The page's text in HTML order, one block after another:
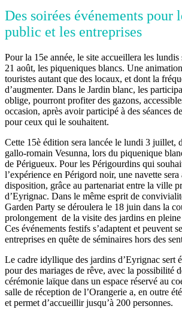
Des soirées événements pour
public et les entreprises
Pour la 15e année, le site accueillera les
21 août, les piqueniques blancs. Une
touristes autant que des locaux, et dont la
d’augmenter. Dans le Jardin blanc, les
oblige, pourront profiter des gazons,
occasion, après avoir participé à des séances
pour ceux qui le souhaitent.
Cette 15è édition sera lancée le lundi 3 juillet,
gallo-romain Vesunna, lors du piquenique
de Périgueux. Pour les Périgourdins qui
l’expérience en Périgord noir, une navette sera
disposition, grâce au partenariat entre la ville
d’Eyrignac. Dans le même esprit de
Garden Party se déroulera le 18 juin dans la
prolongement de la visite des jardins en
Ces événements festifs s’adaptent et peuvent
entreprises en quête de séminaires hors des
Le cadre idyllique des jardins d’Eyrignac sert
pour des mariages de rêve, avec la possibilité
cérémonie laïque dans un espace réservé au
salle de réception de l’Orangerie a, en outre
et permet d’accueillir jusqu’à 200 personnes.